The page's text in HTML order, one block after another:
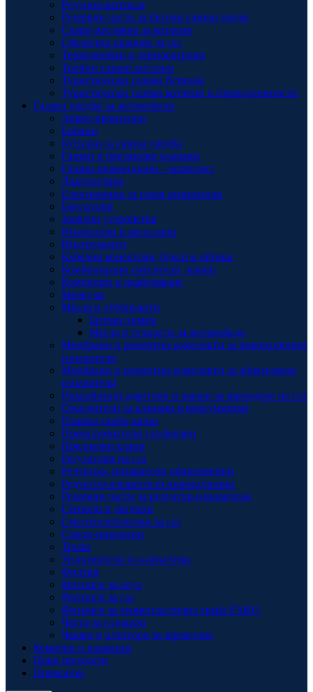
Редуцир-вентили
Резервни части за битови газови уреди
Скари-поставки за котлони
Сферични кранове за газ
Термодвойки и термопатрони
Тройни газови котлони
Туристически газови бутилки
Туристически газови котлони и принадлежности
Газови уредби за автомобили
Аванс-процесори
Бобини
Бутилки за газова уредба
Газови и бензинови клапани
Газови инжекциони – комплект
Диагностика
Електроники за газов инжекцион
Емулатори
Зарядни устройства
Инжектори и аксесоари
Инструменти
Кабелни конектори, букси и обувки
Комбинирани смесители -клапи
Компютри и окабеляване
Маркучи
Масла и лубриканти
Битова химия
Масла и течности за автомобила
Мембрани и ремонтни комплекти за инжекционни
изпарители
Мембрани и ремонтни комплекти за обикновени
изпарители
Накрайници,адаптори и чашки за зареждане на газ
Омаслители за клапани и консумативи
Планки,скоби,шини
Превключватели газ-бензин
Предпазни клапи
Регулатори на газ
Редуктор- изпарители обикновенни
Редуктор-изпарители инжекционни
Резервни части за редуктор-изпарители
Сензори и датчици
Смесители/плочки за газ
Сонди-нивомери
Тръби
Уплътнители и о-пръстени
Филтри
Фитинги за вода
Фитинги за газ
Фитинги за термопластична тръба FARO
Части за газокари
Чашки и адаптори за зареждане
Кемпери и каравани
Нови продукти
Промоции